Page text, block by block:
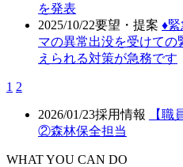
を発表
2025/10/22要望・提案 ♦️
マの異常出没を受けての
えられる対策が急務です
1 2
2026/01/23採用情報
【
②森林保全担当
WHAT YOU CAN DO